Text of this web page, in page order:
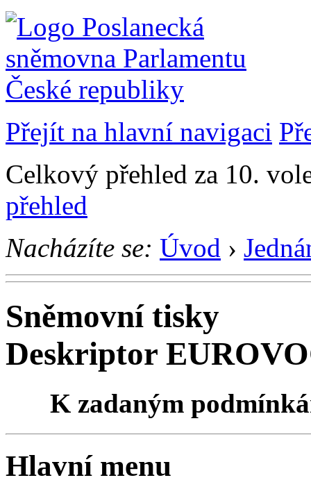
Přejít na hlavní navigaci
Celkový přehled za 10.
přehled
Nacházíte se: Úvod ›
Sněmovní tisky
Deskriptor
K zadaným
Hlavní menu